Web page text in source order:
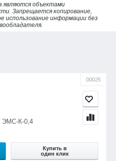
являются объектами
Запрещается копирование,
использование информации без
00025
ЭМС-К-0,4
Купить в
один клик